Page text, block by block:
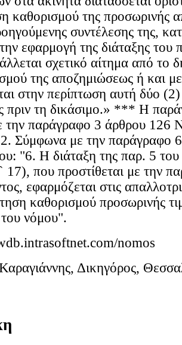
καθορισμού της προσωρινής
συντέλεσης της,
εφαρμογή της διάταξης του
σχετικό αίτημα από το
της αποζημιώσεως ή και με
στην περίπτωση αυτή δύο
πριν τη δικάσιμο.» *** Η
την παράγραφο 3 άρθρου
Σύμφωνα με την παράγραφο
"6. Η διάταξη της παρ. 5
που προστίθεται με την
εφαρμόζεται στις
καθορισμού προσωρινής
του νόμου".
nomos
Δικηγόρος,